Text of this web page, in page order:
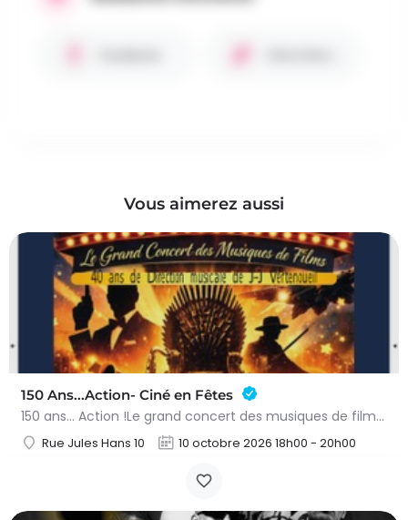
Vous aimerez aussi
150 Ans...Action- Ciné en Fêtes
150 ans… Action !Le grand concert des musiques de films – 10 octobre 2026Préparez-vous à vivre une soirée…
Rue Jules Hans 10 10 octobre 2026 18h00 - 20h00